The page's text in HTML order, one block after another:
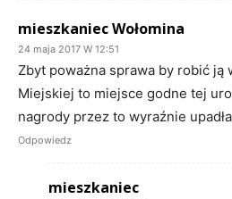
mieszkaniec Wołomina
24 maja 2017 W 12:51
Zbyt poważna sprawa by robić ją
Miejskiej to miejsce godne tej
nagrody przez to wyraźnie
Odpowiedz
mieszkaniec